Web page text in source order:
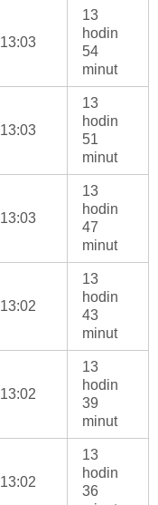
13:03
13
hodin
54
minut
13:03
13
hodin
51
minut
13:03
13
hodin
47
minut
13:02
13
hodin
43
minut
13:02
13
hodin
39
minut
13:02
13
hodin
36